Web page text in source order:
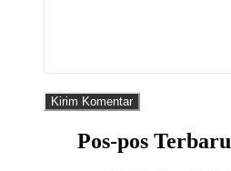
Pos-pos Terbaru